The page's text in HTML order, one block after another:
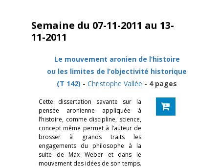
Semaine du 07-11-2011 au 13-
11-2011
Le mouvement aronien de l’histoire
ou les limites de l’objectivité historique
(T 142) - Christophe Vallée - 4 pages
Cette dissertation savante sur la
pensée aronienne appliquée à
l’histoire, comme discipline, science,
concept même permet à l’auteur de
brosser à grands traits les
engagements du philosophe à la
suite de Max Weber et dans le
mouvement des idées de son temps.